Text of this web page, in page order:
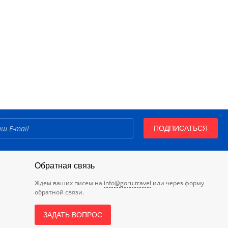
ПОДПИСАТЬСЯ
Обратная связь
Ждем ваших писем на info@goru.travel или через форму
обратной связи.
ЗАДАТЬ ВОПРОС